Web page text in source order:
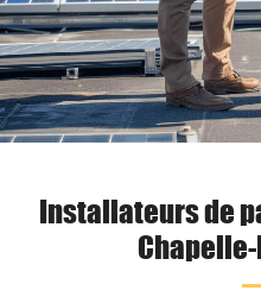
Installateurs de
Chapelle-